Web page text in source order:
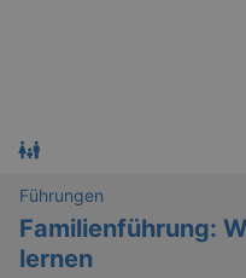
Führungen
Familienführung:
lernen